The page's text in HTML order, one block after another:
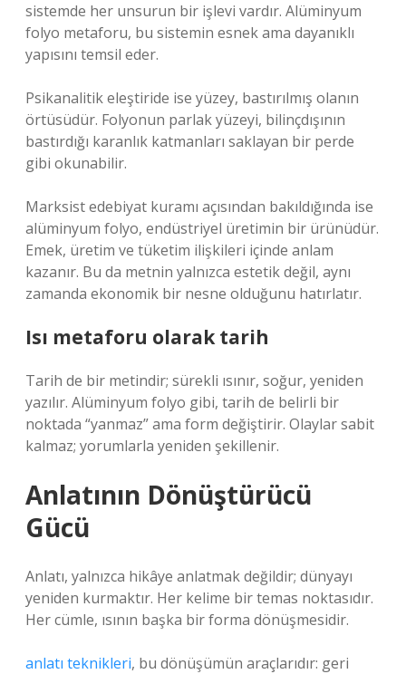
sistemde her unsurun bir işlevi vardır. Alüminyum
folyo metaforu, bu sistemin esnek ama dayanıklı
yapısını temsil eder.
Psikanalitik eleştiride ise yüzey, bastırılmış olanın
örtüsüdür. Folyonun parlak yüzeyi, bilinçdışının
bastırdığı karanlık katmanları saklayan bir perde
gibi okunabilir.
Marksist edebiyat kuramı açısından bakıldığında ise
alüminyum folyo, endüstriyel üretimin bir ürünüdür.
Emek, üretim ve tüketim ilişkileri içinde anlam
kazanır. Bu da metnin yalnızca estetik değil, aynı
zamanda ekonomik bir nesne olduğunu hatırlatır.
Isı metaforu olarak tarih
Tarih de bir metindir; sürekli ısınır, soğur, yeniden
yazılır. Alüminyum folyo gibi, tarih de belirli bir
noktada “yanmaz” ama form değiştirir. Olaylar sabit
kalmaz; yorumlarla yeniden şekillenir.
Anlatının Dönüştürücü
Gücü
Anlatı, yalnızca hikâye anlatmak değildir; dünyayı
yeniden kurmaktır. Her kelime bir temas noktasıdır.
Her cümle, ısının başka bir forma dönüşmesidir.
anlatı teknikleri, bu dönüşümün araçlarıdır: geri